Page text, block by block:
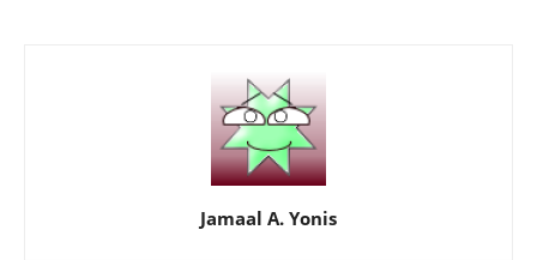
Jamaal A. Yonis